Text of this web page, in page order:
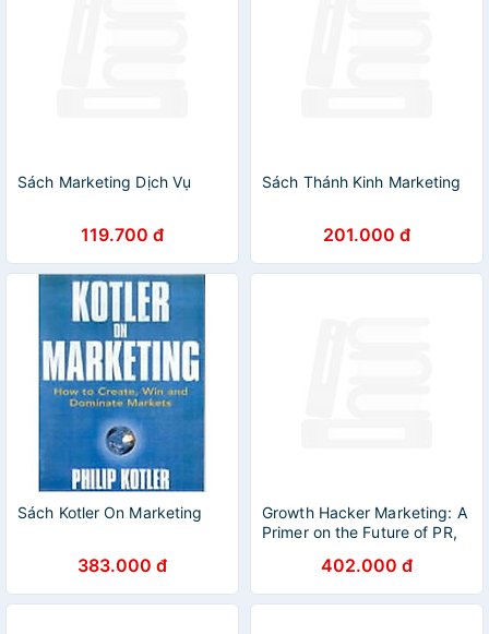
Sách Marketing Dịch Vụ
119.700 đ
Sách Thánh Kinh Marketing
201.000 đ
Sách Kotler On Marketing
383.000 đ
Growth Hacker Marketing: A
Primer on the Future of PR,
402.000 đ